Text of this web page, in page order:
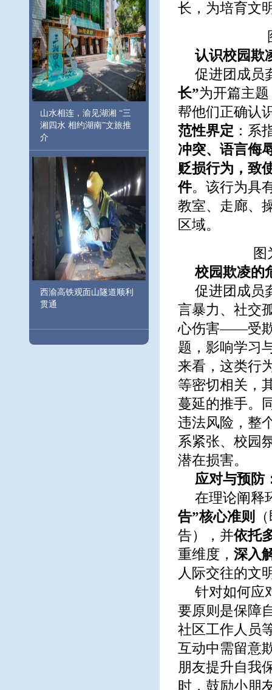
山水相连，渝见湖湘 “三
湘四水 相约湖南”文旅推
介
西渝高铁观面山隧道顺利
贯通
长，为培育文
认识校园欺
促进团成员
长”为开篇主
帮他们正确认
范性界定 ：系
冲突、语言侮
贬损行为，致
件。该行为具
教室、走廊、
区域。
图
校园欺凌的
促进团成员
言暴力、社交
心伤害——受欺
题，影响学习
来看，这类行
等密切相关，
蔓延的推手。
违法风险，整
系紧张、校园
潜在损害。
应对与预防
在理论阐释
告”核心准则
告），并依托
重维度，深入
人际交往的文
针对如何应
要原则是保障
社区工作人员
互动中需留意
朋友提升自我
时，鼓励小朋